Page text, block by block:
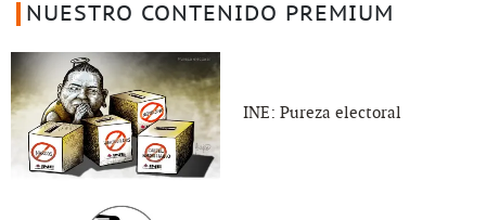
NUESTRO CONTENIDO PREMIUM
INE: Pureza electoral